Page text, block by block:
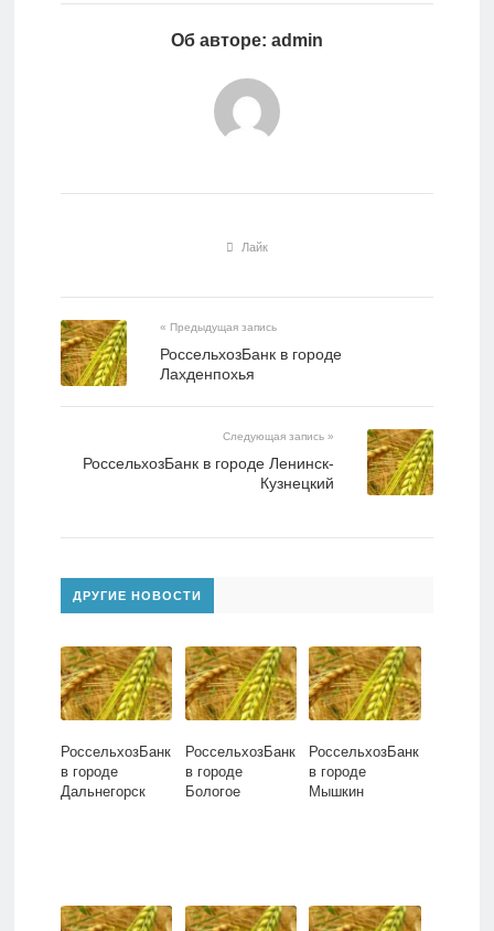
Об авторе: admin
Лайк
« Предыдущая запись
РоссельхозБанк в городе
Лахденпохья
Следующая запись »
РоссельхозБанк в городе Ленинск-
Кузнецкий
ДРУГИЕ НОВОСТИ
РоссельхозБанк
в городе
Дальнегорск
РоссельхозБанк
в городе
Бологое
РоссельхозБанк
в городе
Мышкин